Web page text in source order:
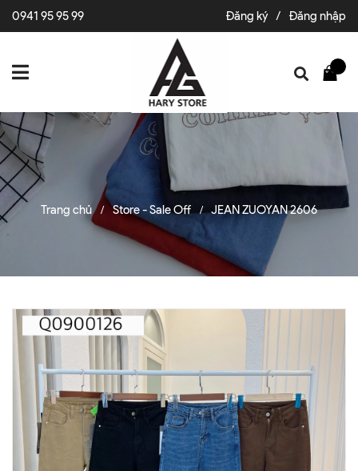
0941 95 95 99 Đăng ký / Đăng nhập
Trang chủ / Store - Sale Off / JEAN ZUOYAN 2606